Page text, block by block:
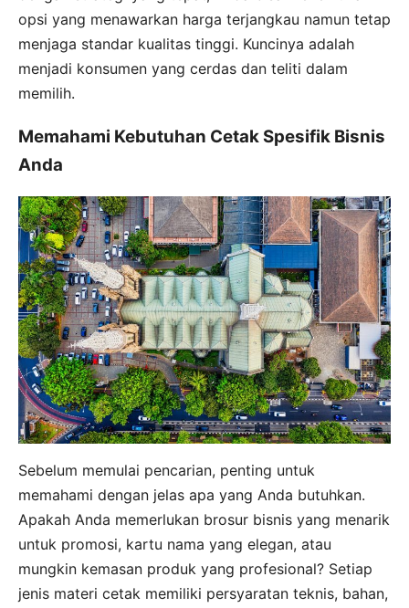
opsi yang menawarkan harga terjangkau namun tetap
menjaga standar kualitas tinggi. Kuncinya adalah
menjadi konsumen yang cerdas dan teliti dalam
memilih.
Memahami Kebutuhan Cetak Spesifik Bisnis
Anda
Sebelum memulai pencarian, penting untuk
memahami dengan jelas apa yang Anda butuhkan.
Apakah Anda memerlukan brosur bisnis yang menarik
untuk promosi, kartu nama yang elegan, atau
mungkin kemasan produk yang profesional? Setiap
jenis materi cetak memiliki persyaratan teknis, bahan,